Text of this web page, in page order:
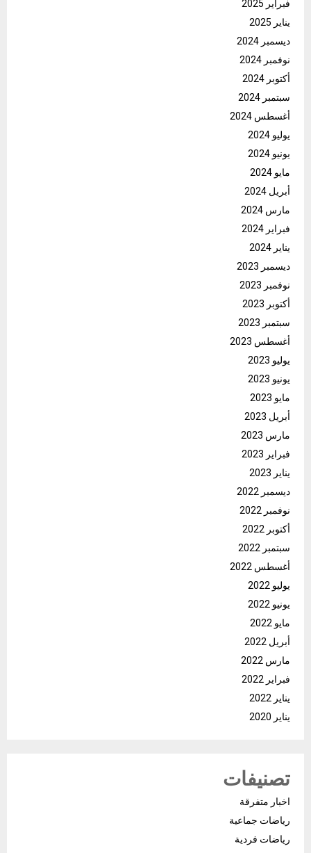
فبراير 2025
يناير 2025
ديسمبر 2024
نوفمبر 2024
أكتوبر 2024
سبتمبر 2024
أغسطس 2024
يوليو 2024
يونيو 2024
مايو 2024
أبريل 2024
مارس 2024
فبراير 2024
يناير 2024
ديسمبر 2023
نوفمبر 2023
أكتوبر 2023
سبتمبر 2023
أغسطس 2023
يوليو 2023
يونيو 2023
مايو 2023
أبريل 2023
مارس 2023
فبراير 2023
يناير 2023
ديسمبر 2022
نوفمبر 2022
أكتوبر 2022
سبتمبر 2022
أغسطس 2022
يوليو 2022
يونيو 2022
مايو 2022
أبريل 2022
مارس 2022
فبراير 2022
يناير 2022
يناير 2020
تصنيفات
اخبار متفرقة
رياضات جماعية
رياضات فردية